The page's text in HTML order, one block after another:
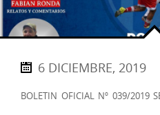
6 DICIEMBRE, 2019
BOLETIN OFICIAL Nº 039/2019